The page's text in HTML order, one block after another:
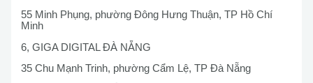
55 Minh Phụng, phường Đông Hưng Thuận, TP Hồ Chí
Minh
6, GIGA DIGITAL ĐÀ NẴNG
35 Chu Mạnh Trinh, phường Cẩm Lệ, TP Đà Nẵng